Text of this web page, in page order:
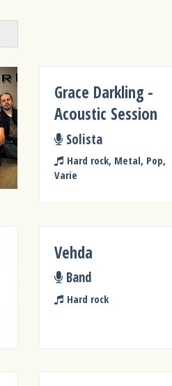
Grace Darkling -
Acoustic Session
Solista
Hard rock, Metal, Pop,
Varie
Vehda
Band
Hard rock